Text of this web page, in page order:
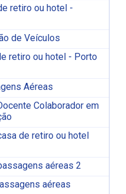
retiro ou hotel -
de Veículos
retiro ou hotel - Porto
Aéreas
Colaborador em
de retiro ou hotel
aéreas 2
aéreas